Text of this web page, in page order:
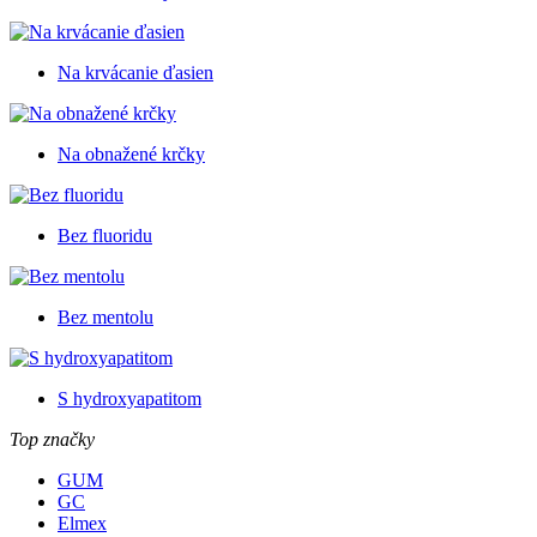
Na krvácanie ďasien
Na obnažené krčky
Bez fluoridu
Bez mentolu
S hydroxyapatitom
Top značky
GUM
GC
Elmex